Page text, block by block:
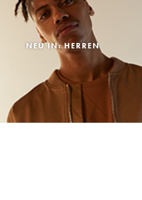
NEU IN: HERREN